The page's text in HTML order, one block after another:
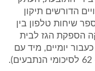
הדורשים תיקון
שיחות טלפון בין
לנתבעת 3, נותקה הספקת הגז לבית
וחודשה כעבור יומיים, מיד עם